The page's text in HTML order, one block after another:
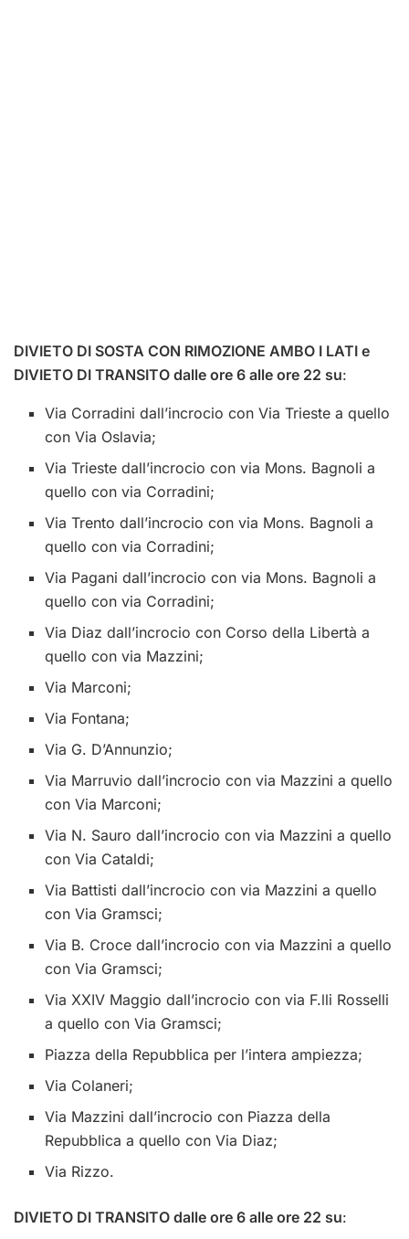
DIVIETO DI SOSTA CON RIMOZIONE AMBO I LATI e
DIVIETO DI TRANSITO dalle ore 6 alle ore 22 su:
Via Corradini dall’incrocio con Via Trieste a quello
con Via Oslavia;
Via Trieste dall’incrocio con via Mons. Bagnoli a
quello con via Corradini;
Via Trento dall’incrocio con via Mons. Bagnoli a
quello con via Corradini;
Via Pagani dall’incrocio con via Mons. Bagnoli a
quello con via Corradini;
Via Diaz dall’incrocio con Corso della Libertà a
quello con via Mazzini;
Via Marconi;
Via Fontana;
Via G. D’Annunzio;
Via Marruvio dall’incrocio con via Mazzini a quello
con Via Marconi;
Via N. Sauro dall’incrocio con via Mazzini a quello
con Via Cataldi;
Via Battisti dall’incrocio con via Mazzini a quello
con Via Gramsci;
Via B. Croce dall’incrocio con via Mazzini a quello
con Via Gramsci;
Via XXIV Maggio dall’incrocio con via F.lli Rosselli
a quello con Via Gramsci;
Piazza della Repubblica per l’intera ampiezza;
Via Colaneri;
Via Mazzini dall’incrocio con Piazza della
Repubblica a quello con Via Diaz;
Via Rizzo.
DIVIETO DI TRANSITO dalle ore 6 alle ore 22 su: